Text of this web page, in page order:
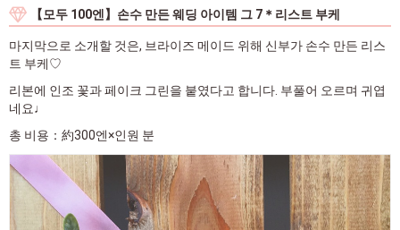
【모두 100엔】손수 만든 웨딩 아이템 그 7＊리스트 부케
마지막으로 소개할 것은, 브라이즈 메이드 위해 신부가 손수 만든 리스
트 부케♡
리본에 인조 꽃과 페이크 그린을 붙였다고 합니다. 부풀어 오르며 귀엽
네요♩
총 비용：約300엔×인원 분